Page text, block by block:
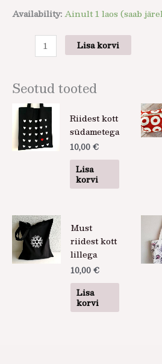
Availability:Ainult 1 laos (saab
Lisa korvi
Seotud tooted
Riidest kott
südametega
10,00 €
Lisa
korvi
Must
riidest kott
lillega
10,00 €
Lisa
korvi